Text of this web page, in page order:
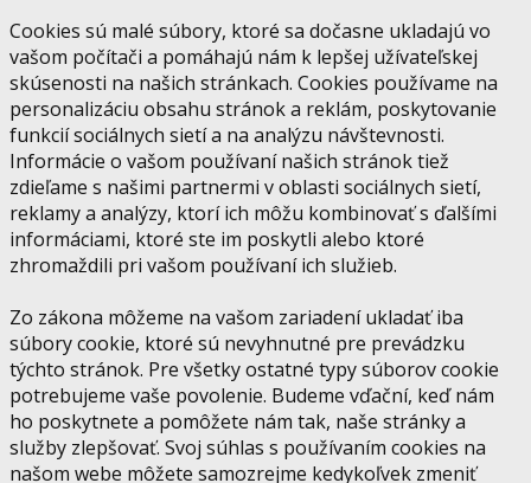
Cookies sú malé súbory, ktoré sa dočasne ukladajú vo
vašom počítači a pomáhajú nám k lepšej užívateľskej
skúsenosti na našich stránkach. Cookies používame na
personalizáciu obsahu stránok a reklám, poskytovanie
funkcií sociálnych sietí a na analýzu návštevnosti.
Informácie o vašom používaní našich stránok tiež
zdieľame s našimi partnermi v oblasti sociálnych sietí,
reklamy a analýzy, ktorí ich môžu kombinovať s ďalšími
informáciami, ktoré ste im poskytli alebo ktoré
zhromaždili pri vašom používaní ich služieb.
Zo zákona môžeme na vašom zariadení ukladať iba
súbory cookie, ktoré sú nevyhnutné pre prevádzku
týchto stránok. Pre všetky ostatné typy súborov cookie
potrebujeme vaše povolenie. Budeme vďační, keď nám
ho poskytnete a pomôžete nám tak, naše stránky a
služby zlepšovať. Svoj súhlas s používaním cookies na
našom webe môžete samozrejme kedykoľvek zmeniť